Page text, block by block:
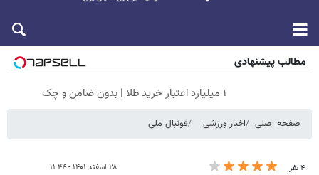
مطالب پیشنهادی
۱ میلیارد اعتبار خرید طلا | بدون ضامن و چک
صفحه اصلی اخبار ورزشی فوتبال ملی
۴ نفر ۲۸ اسفند ۱۴۰۱ - ۱۱:۴۴